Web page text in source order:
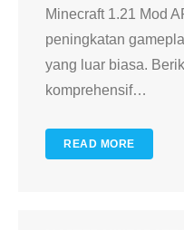
Minecraft 1.21 Mod
peningkatan
yang luar biasa.
komprehensif…
READ MORE